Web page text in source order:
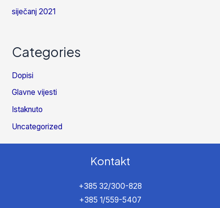
siječanj 2021
Categories
Dopisi
Glavne vijesti
Istaknuto
Uncategorized
Kontakt
+385 32/300-828
+385 1/559-5407